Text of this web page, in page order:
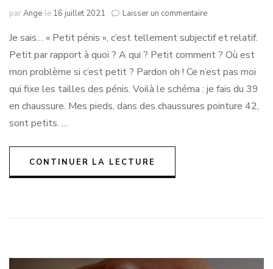
parAnge le 16 juillet 2021 Laisser un commentairesur
choses
faire
quand
monsieur
vous
Je sais… « Petit pénis », c’est tellement subjectif et relatif.
Petit par rapport à quoi ? A qui ? Petit comment ? Où est
mon problème si c’est petit ? Pardon oh ! Ce n’est pas moi
qui fixe les tailles des pénis. Voilà le schéma : je fais du 39
en chaussure. Mes pieds, dans des chaussures pointure 42,
sont petits. …
CONTINUER LA LECTURE